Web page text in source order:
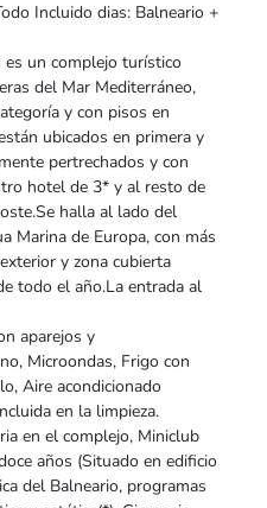
Incluido dias: Balneario +
es un complejo turístico
del Mar Mediterráneo,
y con pisos en
ubicados en primera y
pertrechados y con
hotel de 3* y al resto de
halla al lado del
Marina de Europa, con más
y zona cubierta
todo el año.La entrada al
aparejos y
Microondas, Frigo con
Aire acondicionado
en la limpieza.
en el complejo, Miniclub
años (Situado en edificio
del Balneario, programas